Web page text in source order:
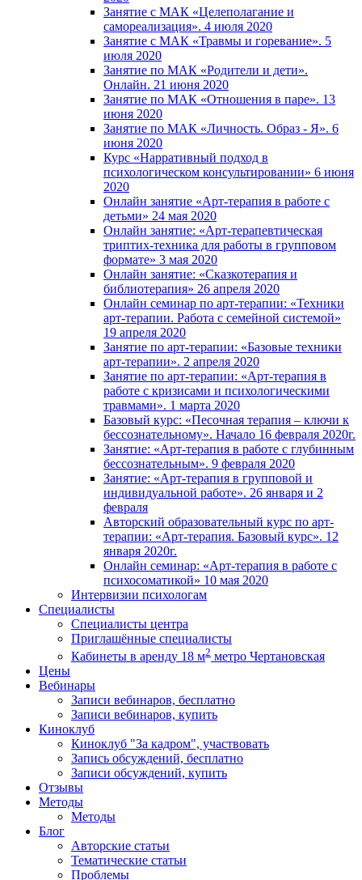
Занятие с МАК «Целеполагание и
самореализация». 4 июля 2020
Занятие с МАК «Травмы и горевание». 5
июля 2020
Занятие по МАК «Родители и дети».
Онлайн. 21 июня 2020
Занятие по МАК «Отношения в паре». 13
июня 2020
Занятие по МАК «Личность. Образ - Я». 6
июня 2020
Курс «Нарративный подход в
психологическом консультировании» 6 июня
2020
Онлайн занятие «Арт-терапия в работе с
детьми» 24 мая 2020
Онлайн занятие: «Арт-терапевтическая
триптих-техника для работы в групповом
формате» 3 мая 2020
Онлайн занятие: «Сказкотерапия и
библиотерапия» 26 апреля 2020
Онлайн семинар по арт-терапии: «Техники
арт-терапии. Работа с семейной системой»
19 апреля 2020
Занятие по арт-терапии: «Базовые техники
арт-терапии». 2 апреля 2020
Занятие по арт-терапии: «Арт-терапия в
работе с кризисами и психологическими
травмами». 1 марта 2020
Базовый курс: «Песочная терапия – ключи к
бессознательному». Начало 16 февраля 2020г.
Занятие: «Арт-терапия в работе с глубинным
бессознательным». 9 февраля 2020
Занятие: «Арт-терапия в групповой и
индивидуальной работе». 26 января и 2
февраля
Авторский образовательный курс по арт-
терапии: «Арт-терапия. Базовый курс». 12
января 2020г.
Онлайн семинар: «Арт-терапия в работе с
психосоматикой» 10 мая 2020
Интервизии психологам
Специалисты
Специалисты центра
Приглашённые специалисты
Кабинеты в аренду 18 м2 метро Чертановская
Цены
Вебинары
Записи вебинаров, бесплатно
Записи вебинаров, купить
Киноклуб
Киноклуб "За кадром", участвовать
Запись обсуждений, бесплатно
Записи обсуждений, купить
Отзывы
Методы
Методы
Блог
Авторские статьи
Тематические статьи
Проблемы